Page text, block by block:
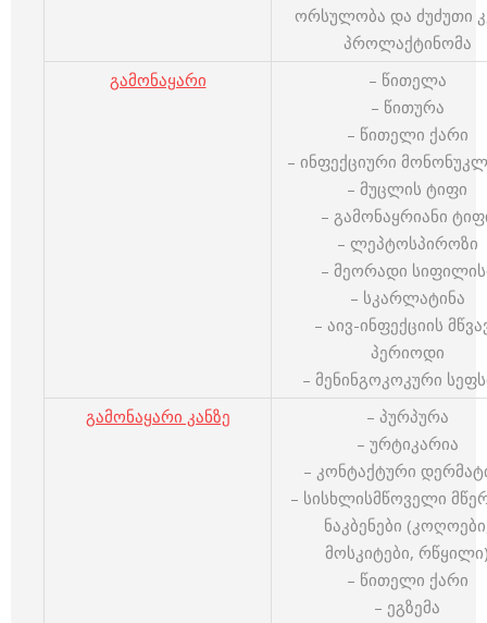
ორსულობა და ძუძუთი
პროლაქტინომა
გამონაყარი
– წითელა
– წითურა
– წითელი ქარი
– ინფექციური
– მუცლის ტიფი
– გამონაყრიანი
– ლეპტოსპიროზი
– მეორადი
– სკარლატინა
– აივ-ინფექციის
პერიოდი
– მენინგოკოკური
გამონაყარი კანზე
– პურპურა
– ურტიკარია
– კონტაქტური
– სისხლისმწოველი
ნაკბენები
მოსკიტები,
– წითელი ქარი
– ეგზემა